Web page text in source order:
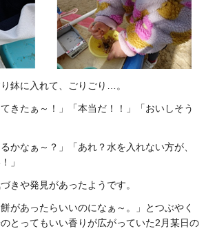
鉢に入れて、ごりごり…。
きたぁ～！」「本当だ！！」「おいしそう
かなぁ～？」「あれ？水を入れない方が、
」
きや発見があったようです。
があったらいいのになぁ～。」とつぶやく
とってもいい香りが広がっていた2月某日の